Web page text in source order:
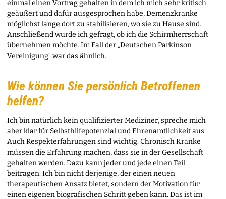
einmal einen Vortrag gehalten in dem ich mich sehr kritisch
geäußert und dafür ausgesprochen habe, Demenzkranke
möglichst lange dort zu stabilisieren, wo sie zu Hause sind.
Anschließend wurde ich gefragt, ob ich die Schirmherrschaft
übernehmen möchte. Im Fall der „Deutschen Parkinson
Vereinigung“ war das ähnlich.
Wie können Sie persönlich Betroffenen
helfen?
Ich bin natürlich kein qualifizierter Mediziner, spreche mich
aber klar für Selbsthilfepotenzial und Ehrenamtlichkeit aus.
Auch Respekterfahrungen sind wichtig. Chronisch Kranke
müssen die Erfahrung machen, dass sie in der Gesellschaft
gehalten werden. Dazu kann jeder und jede einen Teil
beitragen. Ich bin nicht derjenige, der einen neuen
therapeutischen Ansatz bietet, sondern der Motivation für
einen eigenen biografischen Schritt geben kann. Das ist im